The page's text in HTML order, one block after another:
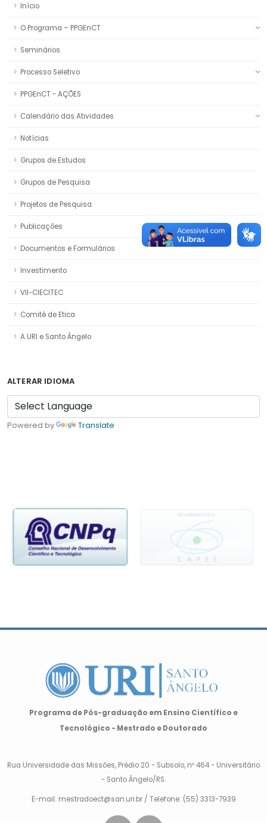
Início
O Programa – PPGEnCT
Seminários
Processo Seletivo
PPGEnCT - AÇÕES
Calendário das Atividades
Notícias
Grupos de Estudos
Grupos de Pesquisa
Projetos de Pesquisa
Publicações
Documentos e Formulários
Investimento
VII-CIECITEC
Comitê de Etica
A URI e Santo Ângelo
ALTERAR IDIOMA
Powered by Translate
Programa de Pós-graduação em Ensino Científico e
Tecnológico - Mestrado e Doutorado
Rua Universidade das Missões, Prédio 20 - Subsolo, nº 464 - Universitário
- Santo Ângelo/RS.
E-mail: mestradoect@san.uri.br / Telefone: (55) 3313-7939